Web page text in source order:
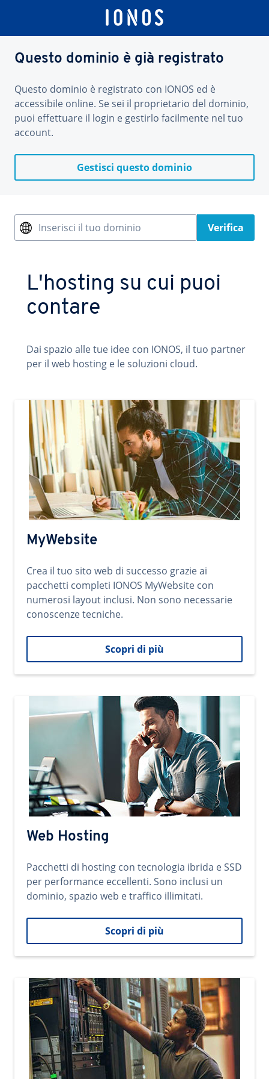
Questo dominio è già registrato
Questo dominio è registrato con IONOS ed è
accessibile online. Se sei il proprietario del dominio,
puoi effettuare il login e gestirlo facilmente nel tuo
account.
Gestisci questo dominio
Inserisci il tuo dominio Verifica
L'hosting su cui puoi
contare
Dai spazio alle tue idee con IONOS, il tuo partner
per il web hosting e le soluzioni cloud.
MyWebsite
Crea il tuo sito web di successo grazie ai
pacchetti completi IONOS MyWebsite con
numerosi layout inclusi. Non sono necessarie
conoscenze tecniche.
Scopri di più
Web Hosting
Pacchetti di hosting con tecnologia ibrida e SSD
per performance eccellenti. Sono inclusi un
dominio, spazio web e traffico illimitati.
Scopri di più